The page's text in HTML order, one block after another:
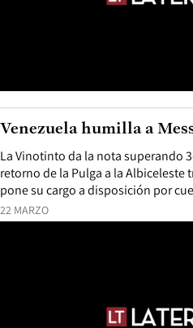
22 MARZO
La Vinotinto da la nota superando
retorno de la Pulga a la Albiceleste
pone su cargo a disposición por
Venezuela humilla a